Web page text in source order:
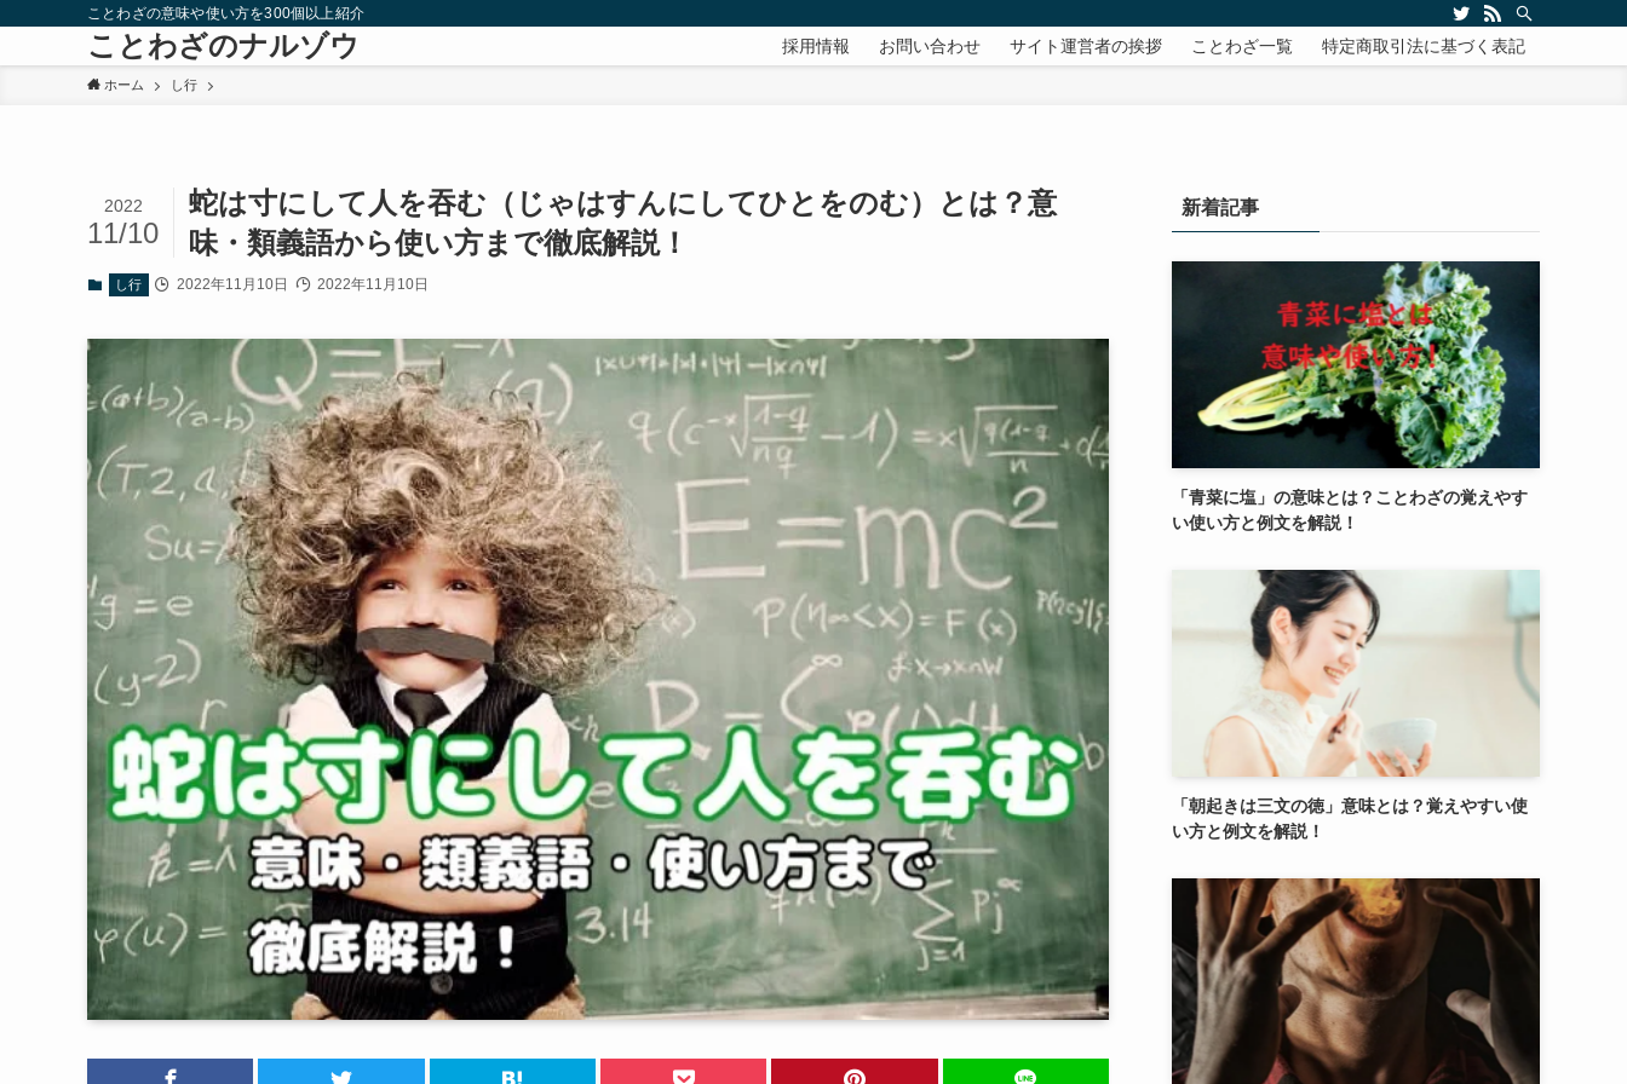
ことわざの意味や使い方を300個以上紹介
ことわざのナルゾウ 採用情報 お問い合わせ サイト運営者の挨拶 ことわざ一覧 特定商取引法に基づく表記
ホーム し行
蛇は寸にして人を吞む（じゃはすんにしてひとをのむ）とは？意
味・類義語から使い方まで徹底解説！
2022
11/10
し行 2022年11月10日 2022年11月10日
新着記事
「青菜に塩」の意味とは？ことわざの覚えやす
い使い方と例文を解説！
「朝起きは三文の徳」意味とは？覚えやすい使
い方と例文を解説！